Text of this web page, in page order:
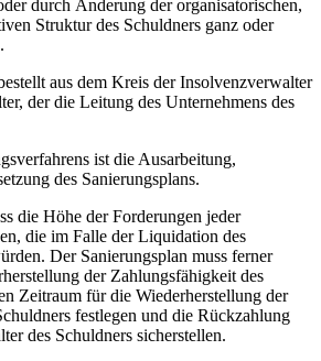
durch Änderung der organisatorischen,
Struktur des Schuldners ganz oder
aus dem Kreis der Insolvenzverwalter
der die Leitung des Unternehmens des
ist die Ausarbeitung,
des Sanierungsplans.
die Höhe der Forderungen jeder
die im Falle der Liquidation des
Der Sanierungsplan muss ferner
der Zahlungsfähigkeit des
Zeitraum für die Wiederherstellung der
festlegen und die Rückzahlung
des Schuldners sicherstellen.